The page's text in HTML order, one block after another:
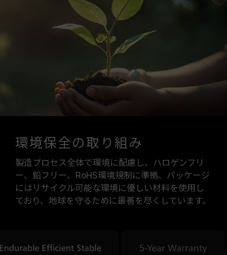
環境保全の取り組み
製造プロセス全体で環境に配慮し、ハロゲンフリ
ー、鉛フリー、RoHS環境規制に準拠、パッケージ
にはリサイクル可能な環境に優しい材料を使用し
ており、地球を守るために最善を尽くしています。